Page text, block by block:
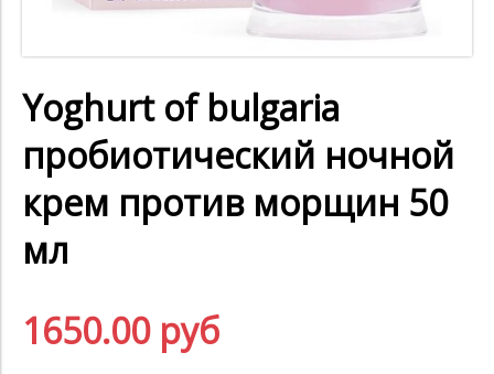
Yoghurt of bulgaria
пробиотический ночной
крем против морщин 50
мл
1650.00 руб